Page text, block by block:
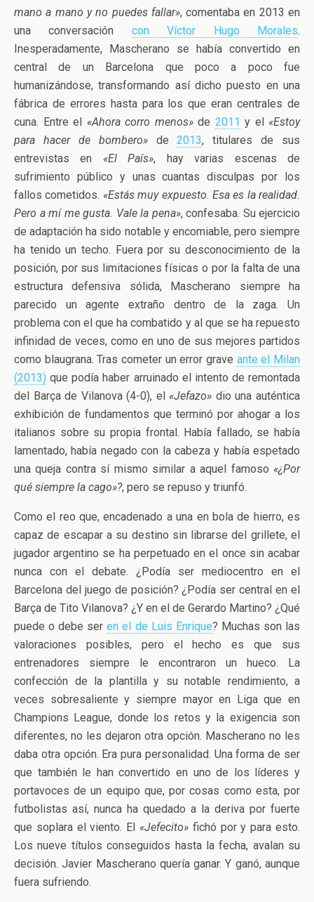
mano a mano y no puedes fallar», comentaba en 2013 en
una conversación con Víctor Hugo Morales.
Inesperadamente, Mascherano se había convertido en
central de un Barcelona que poco a poco fue
humanizándose, transformando así dicho puesto en una
fábrica de errores hasta para los que eran centrales de
cuna. Entre el «Ahora corro menos»de 2011 y el «Estoy
para hacer de bombero»de2013, titulares de sus
entrevistas en «El País», hay varias escenas de
sufrimiento público y unas cuantas disculpas por los
fallos cometidos. «Estás muy expuesto. Esa es la realidad.
Pero a mí me gusta. Vale la pena», confesaba. Su ejercicio
de adaptación ha sido notable y encomiable, pero siempre
ha tenido un techo. Fuera por su desconocimiento de la
posición, por sus limitaciones físicas o por la falta de una
estructura defensiva sólida, Mascherano siempre ha
parecido un agente extraño dentro de la zaga. Un
problema con el que ha combatido y al que se ha repuesto
infinidad de veces, como en uno de sus mejores partidos
como blaugrana. Tras cometer un error grave ante el Milan
(2013) que podía haber arruinado el intento de remontada
del Barça de Vilanova (4-0), el «Jefazo» dio una auténtica
exhibición de fundamentos que terminó por ahogar a los
italianos sobre su propia frontal. Había fallado, se había
lamentado, había negado con la cabeza y había espetado
una queja contra sí mismo similar a aquel famoso «¿Por
qué siempre la cago»?, pero se repuso y triunfó.
Como el reo que, encadenado a una en bola de hierro, es
capaz de escapar a su destino sin librarse del grillete, el
jugador argentino se ha perpetuado en el once sin acabar
nunca con el debate. ¿Podía ser mediocentro en el
Barcelona del juego de posición? ¿Podía ser central en el
Barça de Tito Vilanova? ¿Y en el de Gerardo Martino? ¿Qué
puede o debe seren el de Luis Enrique? Muchas son las
valoraciones posibles, pero el hecho es que sus
entrenadores siempre le encontraron un hueco. La
confección de la plantilla y su notable rendimiento, a
veces sobresaliente y siempre mayor en Liga que en
Champions League, donde los retos y la exigencia son
diferentes, no les dejaron otra opción. Mascherano no les
daba otra opción. Era pura personalidad. Una forma de ser
que también le han convertido en uno de los líderes y
portavoces de un equipo que, por cosas como esta, por
futbolistas así, nunca ha quedado a la deriva por fuerte
que soplara el viento. El «Jefecito» fichó por y para esto.
Los nueve títulos conseguidos hasta la fecha, avalan su
decisión. Javier Mascherano quería ganar. Y ganó, aunque
fuera sufriendo.